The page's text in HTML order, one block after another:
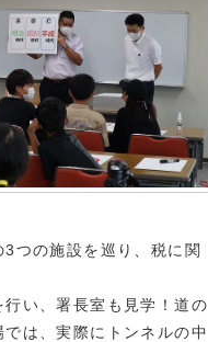
つの施設を巡り、税に関
い、署長室も見学！道の
は、実際にトンネルの中